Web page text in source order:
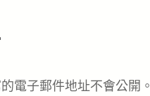
電子郵件地址不會公開。